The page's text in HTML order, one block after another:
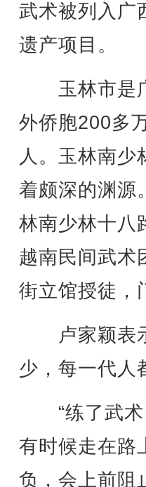
武术被列入广
遗产项目。
玉林市是广
外侨胞200多
人。玉林南少
着颇深的渊源
林南少林十八
越南民间武术
街立馆授徒，
卢家颖表示
少，每一代人
“练了武术
有时候走在路
负，会上前阻